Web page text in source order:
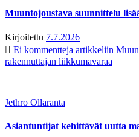
Muuntojoustava suunnittelu
Kirjoitettu 7.7.2026
Ei kommentteja artikkeliin
rakennuttajan liikkumavaraa
Jethro Ollaranta
Asiantuntijat kehittävät uutta